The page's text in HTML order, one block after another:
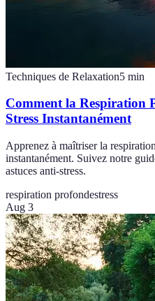
Techniques de Relaxation5 min
Comment la Respiration
Stress Instantanément
Apprenez à maîtriser la
instantanément. Suivez notre
astuces anti-stress.
respiration profondestress
Aug 3